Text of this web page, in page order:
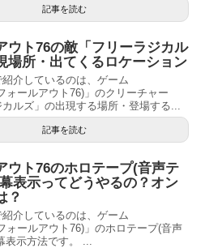
記事を読む
ウト76の敵「フリーラジカル
場所・出てくるロケーション
介しているのは、ゲーム
ォールアウト76)」のクリーチャー
カルズ」の出現する場所・登場する...
記事を読む
ウト76のホロテープ(音声テ
表示ってどうやるの？オン
？
介しているのは、ゲーム
ォールアウト76)」のホロテープ(音声
表示方法です。 ...